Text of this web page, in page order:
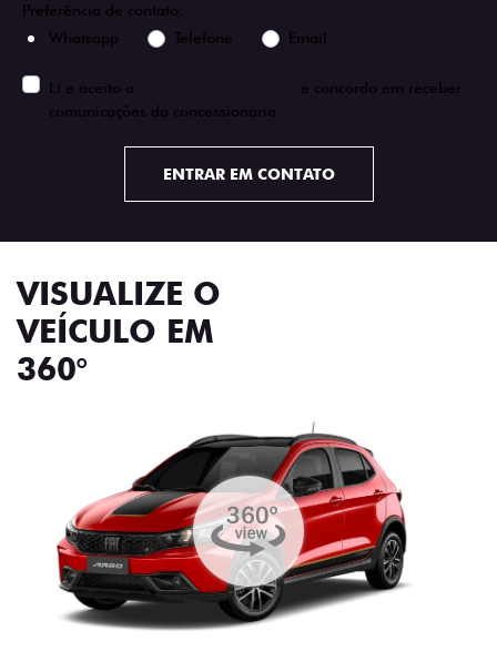
Preferência de contato:
Whatsapp
Telefone Email
Li e aceito a
e concordo em receber
comunicações da concessionária.
ENTRAR EM CONTATO
VISUALIZE O
VEÍCULO EM
360°